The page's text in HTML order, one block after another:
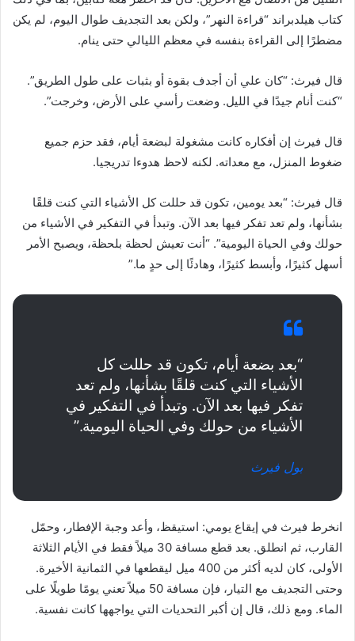
كتاب هيلدبراند “قراءة النهر”، ولكن بعد التجديف طوال اليوم، لم يكن
مضطرًا إلى القراءة بنفسه في معظم الليالي حتى ينام.
قال فيرث: “كان علي أن أجدف بقوة أو بثبات على طول الطريق”.
“كنت أنام جيدًا في الليل. وضعت رأسي على الأرض، وخرجت”.
قال فيرث إن أفكاره كانت مشغولة لبضعة أيام، فقد حزم جميع
ضغوط المنزل، مع معداته. لكنه لاحظ هدوءا تدريجيا.
قال فيرث: “بعد يومين، تكون قد حللت كل الأشياء التي كنت قلقًا
بشأنها، ولم تعد تفكر فيها بعد الآن. وتبدأ في التفكير في الأشياء من
حولك وفي الحياة اليومية”. “أنت تعيش لحظة بلحظة، ويصبح الأمر
أسهل كثيرًا، وأبسط كثيرًا، وهادئًا إلى حدٍ ما.”
“بعد بضعة أيام، تكون قد حللت كل
الأشياء التي كنت قلقًا بشأنها، ولم تعد
تفكر فيها بعد الآن. وتبدأ في التفكير في
الأشياء من حولك وفي الحياة اليومية.”
بول فيرث
انخرط فيرث في إيقاع يومي: استيقظ، وأعد وجبة الإفطار، وحمّل
القارب، ثم انطلق. بعد قطع مسافة 30 ميلاً فقط في الأيام الثلاثة
الأولى، كان لديه أكثر من 400 ميل ليقطعها في الثمانية الأخيرة.
وحتى التجديف مع التيار، فإن مسافة 50 ميلاً تعني يومًا طويلًا على
الماء. ومع ذلك، قال إن أكبر التحديات التي يواجهها كانت نفسية.